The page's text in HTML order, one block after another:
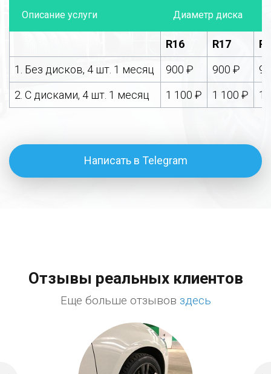
Описание услуги Диаметр диска
R16 R17
1. Без дисков, 4 шт. 1 месяц
900 ₽ 900 ₽
2. С дисками, 4 шт. 1 месяц
1 100 ₽ 1 100 ₽ 1
Написать в Telegram
Отзывы реальных клиентов
Еще больше отзывов здесь